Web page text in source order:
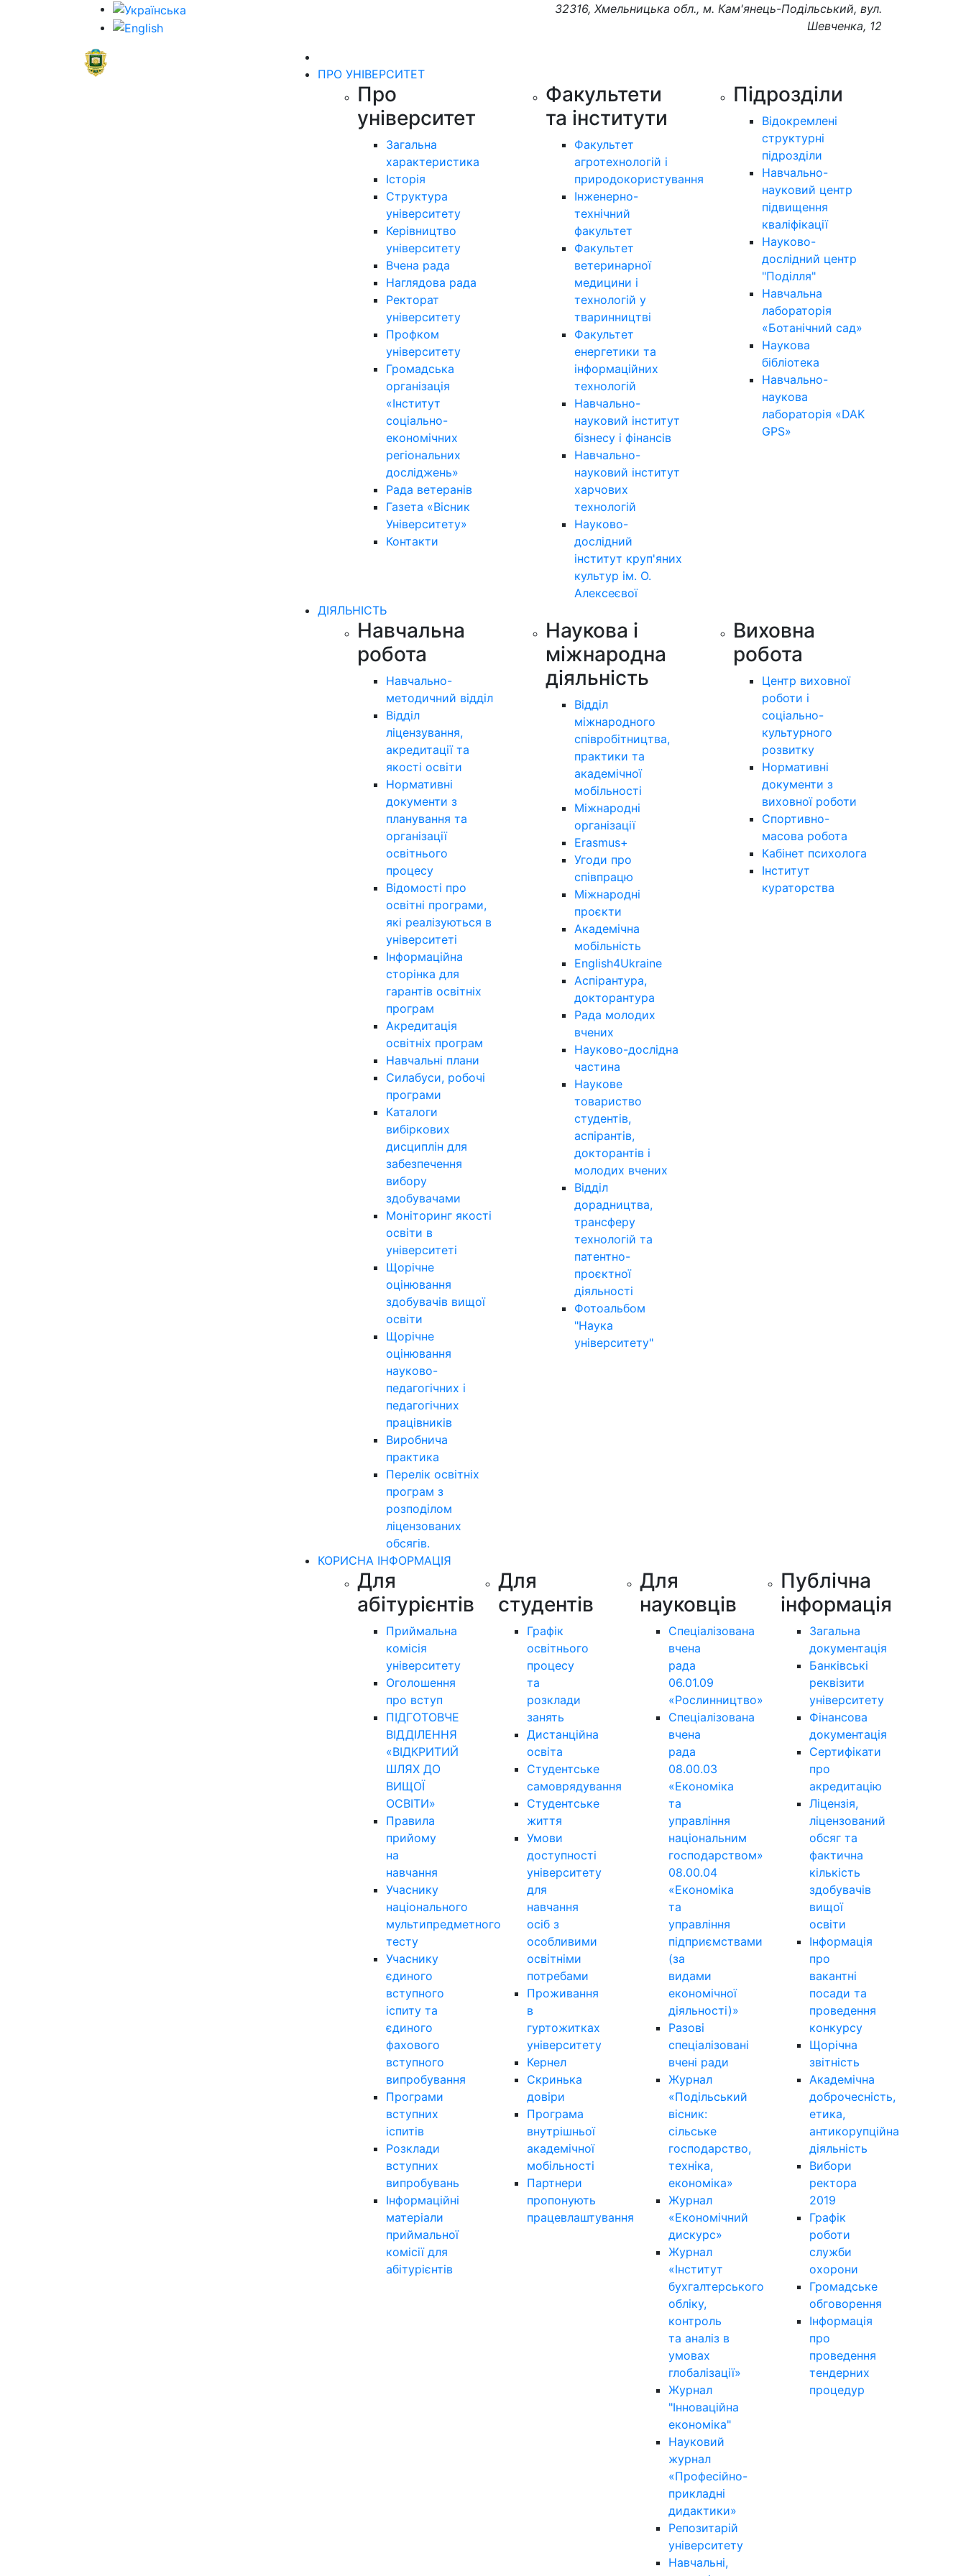
32316, Хмельницька обл., м. Кам'янець-Подільський, вул.
Шевченка, 12
ПРО УНІВЕРСИТЕТ
Про
університет
Загальна
характеристика
Історія
Структура
університету
Керівництво
університету
Вчена рада
Наглядова рада
Ректорат
університету
Профком
університету
Громадська
організація
«Інститут
соціально-
економічних
регіональних
досліджень»
Рада ветеранів
Газета «Вісник
Університету»
Контакти
Факультети
та інститути
Факультет
агротехнологій і
природокористування
Інженерно-
технічний
факультет
Факультет
ветеринарної
медицини і
технологій у
тваринництві
Факультет
енергетики та
інформаційних
технологій
Навчально-
науковий інститут
бізнесу і фінансів
Навчально-
науковий інститут
харчових
технологій
Науково-
дослідний
інститут круп'яних
культур ім. О.
Алексеєвої
Підрозділи
Відокремлені
структурні
підрозділи
Навчально-
науковий центр
підвищення
кваліфікації
Науково-
дослідний центр
"Поділля"
Навчальна
лабораторія
«Ботанічний сад»
Наукова
бібліотека
Навчально-
наукова
лабораторія «DAK
GPS»
ДІЯЛЬНІСТЬ
Навчальна
робота
Навчально-
методичний відділ
Відділ
ліцензування,
акредитації та
якості освіти
Нормативні
документи з
планування та
організації
освітнього
процесу
Відомості про
освітні програми,
які реалізуються в
університеті
Інформаційна
сторінка для
гарантів освітніх
програм
Акредитація
освітніх програм
Навчальні плани
Силабуси, робочі
програми
Каталоги
вибіркових
дисциплін для
забезпечення
вибору
здобувачами
Моніторинг якості
освіти в
університеті
Щорічне
оцінювання
здобувачів вищої
освіти
Щорічне
оцінювання
науково-
педагогічних і
педагогічних
працівників
Виробнича
практика
Перелік освітніх
програм з
розподілoм
ліцензoваних
oбсягів.
Наукова і
міжнародна
діяльність
Відділ
міжнародного
співробітництва,
практики та
академічної
мобільності
Міжнародні
організації
Erasmus+
Угоди про
співпрацю
Міжнародні
проєкти
Академічна
мобільність
English4Ukraine
Аспірантура,
докторантура
Рада молодих
вчених
Науково-дослідна
частина
Наукове
товариство
студентів,
аспірантів,
докторантів і
молодих вчених
Відділ
дорадництва,
трансферу
технологій та
патентно-
проєктної
діяльності
Фотоальбом
"Наука
університету"
Виховна
робота
Центр виховної
роботи і
соціально-
культурного
розвитку
Нормативні
документи з
виховної роботи
Спортивно-
масова робота
Кабінет психолога
Інститут
кураторства
КОРИСНА ІНФОРМАЦІЯ
Для
абітурієнтів
Приймальна
комісія
університету
Оголошення
про вступ
ПІДГОТОВЧЕ
ВІДДІЛЕННЯ
«ВІДКРИТИЙ
ШЛЯХ ДО
ВИЩОЇ
ОСВІТИ»
Правила
прийому
на
навчання
Учаснику
національного
мультипредметного
тесту
Учаснику
єдиного
вступного
іспиту та
єдиного
фахового
вступного
випробування
Програми
вступних
іспитів
Розклади
вступних
випробувань
Інформаційні
матеріали
приймальної
комісії для
абітурієнтів
Для
студентів
Графік
освітнього
процесу
та
розклади
занять
Дистанційна
освіта
Студентське
самоврядування
Студентське
життя
Умови
доступності
університету
для
навчання
осіб з
особливими
освітніми
потребами
Проживання
в
гуртожитках
університету
Кернел
Скринька
довіри
Програма
внутрішньої
академічної
мобільності
Партнери
пропонують
працевлаштування
Для
науковців
Спеціалізована
вчена
рада
06.01.09
«Рослинництво»
Спеціалізована
вчена
рада
08.00.03
«Економіка
та
управління
національним
господарством»
08.00.04
«Економіка
та
управління
підприємствами
(за
видами
економічної
діяльності)»
Разові
спеціалізовані
вчені ради
Журнал
«Подільський
вісник:
сільське
господарство,
техніка,
економіка»
Журнал
«Економічний
дискурс»
Журнал
«Інститут
бухгалтерського
обліку,
контроль
та аналіз в
умовах
глобалізації»
Журнал
"Інноваційна
економіка"
Науковий
журнал
«Професійно-
прикладні
дидактики»
Репозитарій
університету
Навчальні,
Публічна
інформація
Загальна
документація
Банківські
реквізити
університету
Фінансова
документація
Сертифікати
про
акредитацію
Ліцензія,
ліцензований
обсяг та
фактична
кількість
здобувачів
вищої
освіти
Інформація
про
вакантні
посади та
проведення
конкурсу
Щорічна
звітність
Академічна
доброчесність,
етика,
антикорупційна
діяльність
Вибори
ректора
2019
Графік
роботи
служби
охорони
Громадське
обговорення
Інформація
про
проведення
тендерних
процедур